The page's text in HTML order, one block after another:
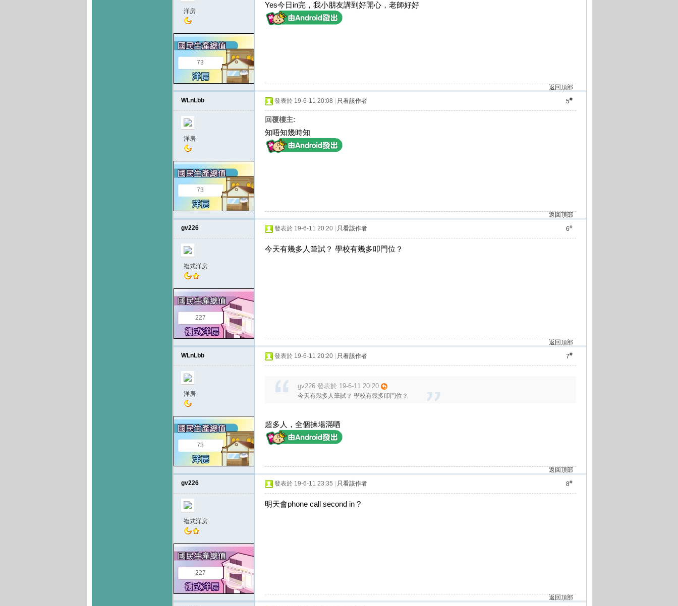
洋房
73
Yes今日in完，我小朋友講到好開心，老師好好
返回頂部
WLnLbb
洋房
73
5#
發表於 19-6-11 20:08 只看該作者
回覆樓主:
知唔知幾時知
返回頂部
gv226
複式洋房
227
6#
發表於 19-6-11 20:20 只看該作者
今天有幾多人筆試？ 學校有幾多叩門位？
返回頂部
WLnLbb
洋房
73
7#
發表於 19-6-11 20:20 只看該作者
gv226 發表於 19-6-11 20:20
今天有幾多人筆試？ 學校有幾多叩門位？
超多人，全個操場滿哂
返回頂部
gv226
複式洋房
227
8#
發表於 19-6-11 23:35 只看該作者
明天會phone call second in ?
返回頂部